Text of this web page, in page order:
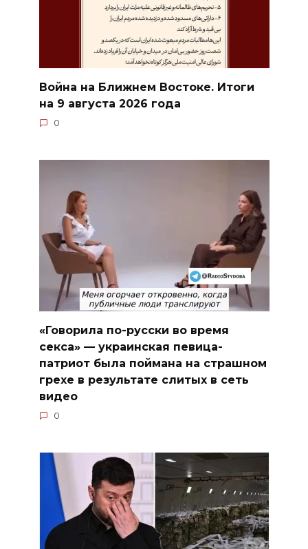
Война на Ближнем Востоке. Итоги
на 9 августа 2026 года
0
«Говорила по-русски во время
секса» — украинская певица-
патриот была поймана на страшном
грехе в результате слитых в сеть
видео
0